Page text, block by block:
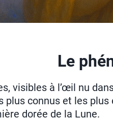
Le
visibles à l’œil nu
plus connus et les
dorée de la Lune.